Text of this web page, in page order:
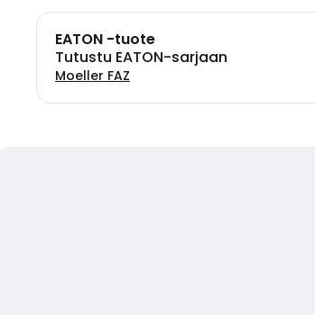
EATON -tuote
Tutustu EATON-sarjaan
Moeller FAZ